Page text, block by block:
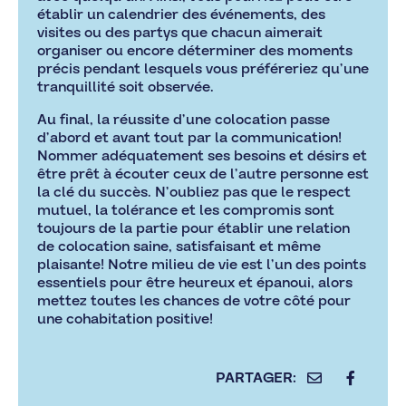
établir un calendrier des événements, des
visites ou des partys que chacun aimerait
organiser ou encore déterminer des moments
précis pendant lesquels vous préféreriez qu’une
tranquillité soit observée.
Au final, la réussite d’une colocation passe
d’abord et avant tout par la communication!
Nommer adéquatement ses besoins et désirs et
être prêt à écouter ceux de l’autre personne est
la clé du succès. N’oubliez pas que le respect
mutuel, la tolérance et les compromis sont
toujours de la partie pour établir une relation
de colocation saine, satisfaisant et même
plaisante! Notre milieu de vie est l’un des points
essentiels pour être heureux et épanoui, alors
mettez toutes les chances de votre côté pour
une cohabitation positive!